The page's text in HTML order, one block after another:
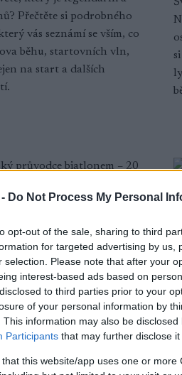
Do Not Process My Personal
opt-out of the sale, sharing to third
for targeted advertising by us,
selection. Please note that after your
interest-based ads based on
to third parties prior to your
of your personal information by
This information may also be
Participants that may further disclose
that this website/app uses one or
Přečtěte si podrobného
vás seznámí se vším, co
běhu, startovních vln,
na start a dalších
průvodce
– 20 km
závod